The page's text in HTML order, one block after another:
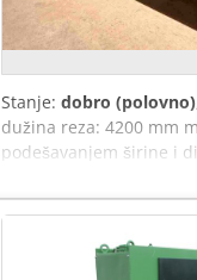
Stanje: dobro (polovno)
dužina reza: 4200 mm
podešavanjem širine i
Cjdpfx Aozq Rh Doa